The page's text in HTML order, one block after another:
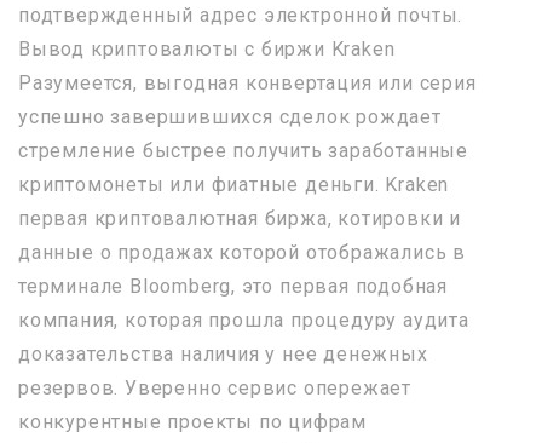
подтвержденный адрес электронной почты.
Вывод криптовалюты с биржи Kraken
Разумеется, выгодная конвертация или серия
успешно завершившихся сделок рождает
стремление быстрее получить заработанные
криптомонеты или фиатные деньги. Kraken
первая криптовалютная биржа, котировки и
данные о продажах которой отображались в
терминале Bloomberg, это первая подобная
компания, которая прошла процедуру аудита
доказательства наличия у нее денежных
резервов. Уверенно сервис опережает
конкурентные проекты по цифрам